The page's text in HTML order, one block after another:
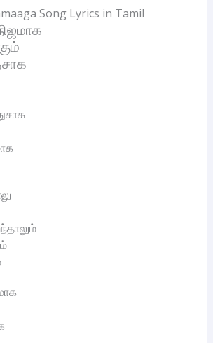
Song Lyrics in Tamil